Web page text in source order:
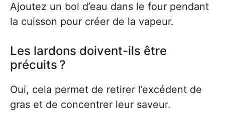
Ajoutez un bol d’eau dans le four pendant
la cuisson pour créer de la vapeur.
Les lardons doivent-ils être
précuits ?
Oui, cela permet de retirer l’excédent de
gras et de concentrer leur saveur.